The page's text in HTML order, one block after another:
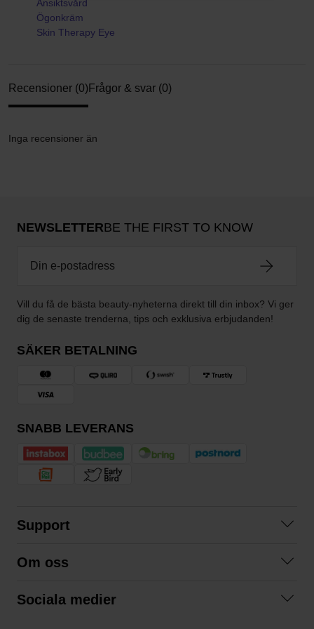
Ansiktsvård
Ögonkräm
Skin Therapy Eye
Recensioner (0) Frågor & svar (0)
Inga recensioner än
NEWSLETTERBE THE FIRST TO KNOW
Vill du få de bästa beauty-nyheterna direkt till din inbox? Vi ger
dig de senaste trenderna, tips och exklusiva erbjudanden!
SÄKER BETALNING
SNABB LEVERANS
Support
Köpvillkor
Om oss
Sociala medier